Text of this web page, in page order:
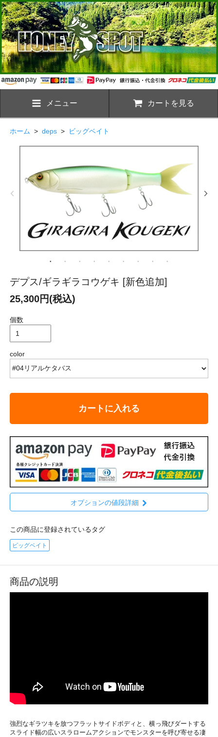
メニュー カートを見る
ホーム > deps > ビッグベイト
デプス/ギラギラコウゲキ [新色追加]
25,300円(税込)
個数
color
カートに入れる
オプションの値段詳細
この商品に登録されているタグ
ビッグベイト
商品の説明
強烈なギラツキを放つフラットサイドボディと、横っ飛びダートする
スライド幅の広いスラロームアクションでモンスターを呼び寄せる凄